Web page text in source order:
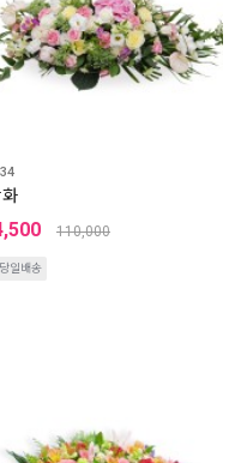
110,000
일배송